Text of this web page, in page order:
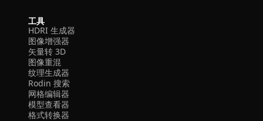
工具
HDRI 生成器
图像增强器
矢量转 3D
图像重混
纹理生成器
Rodin 搜索
网格编辑器
模型查看器
格式转换器